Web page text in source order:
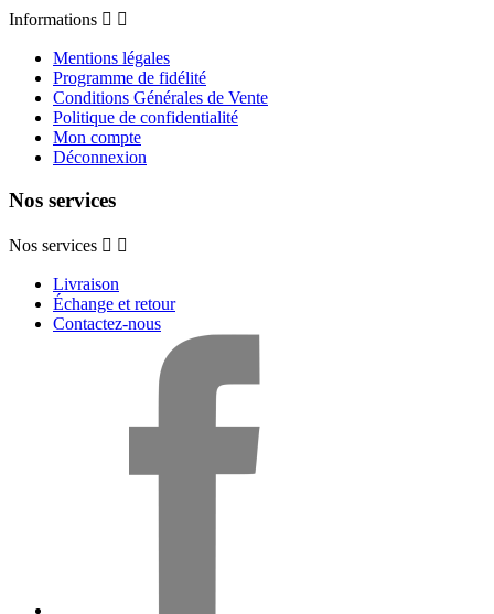
Informations  
Mentions légales
Programme de fidélité
Conditions Générales de Vente
Politique de confidentialité
Mon compte
Déconnexion
Nos services
Nos services  
Livraison
Échange et retour
Contactez-nous